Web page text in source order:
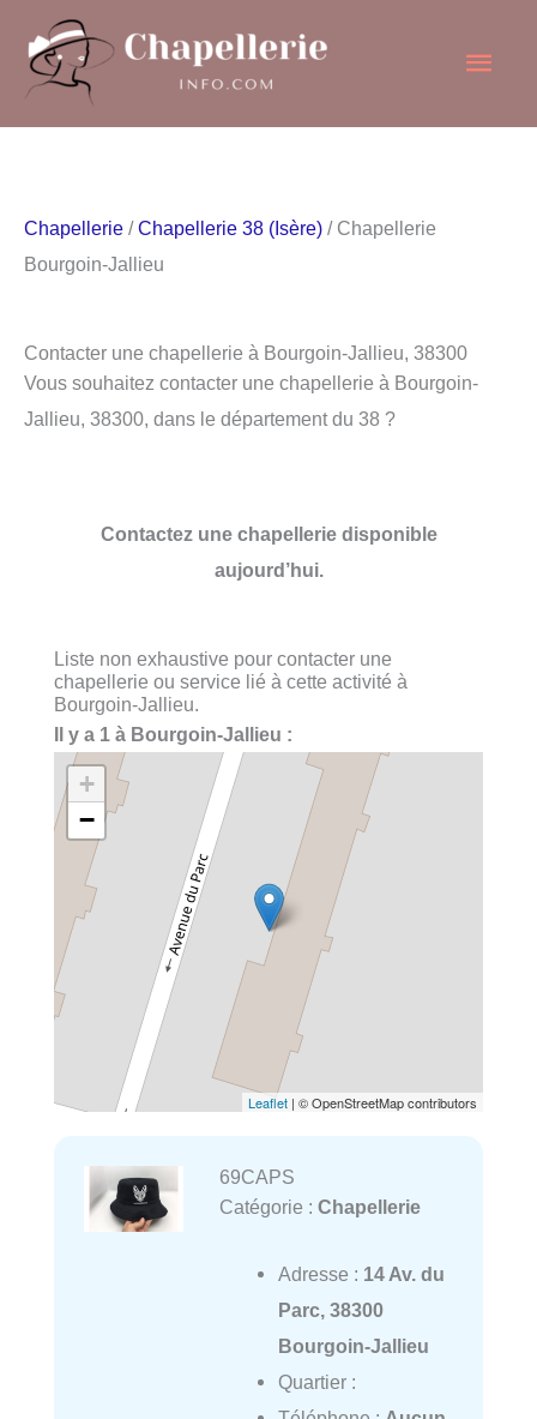
contenu
Chapellerie /Chapellerie 38 (Isère) / Chapellerie
Bourgoin-Jallieu
Contacter une chapellerie à Bourgoin-Jallieu, 38300
Vous souhaitez contacter une chapellerie à Bourgoin-
Jallieu, 38300, dans le département du 38 ?
Contactez une chapellerie disponible
aujourd’hui.
Liste non exhaustive pour contacter une
chapellerie ou service lié à cette activité à
Bourgoin-Jallieu.
Il y a 1 à Bourgoin-Jallieu :
+
−
Leaflet | © OpenStreetMap contributors
69CAPS
Catégorie : Chapellerie
Adresse : 14 Av. du
Parc, 38300
Bourgoin-Jallieu
Quartier :